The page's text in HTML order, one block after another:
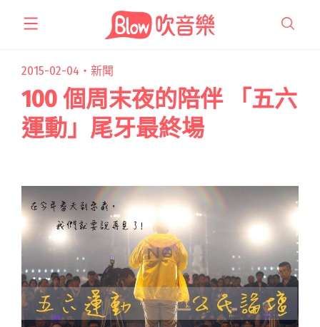
2015-02-04・ 新聞
100 個周末夜的陪伴 「五六
運動」尾牙最終場